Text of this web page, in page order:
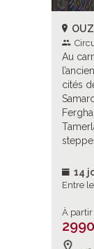
Au
cités
14
Entre
À partir